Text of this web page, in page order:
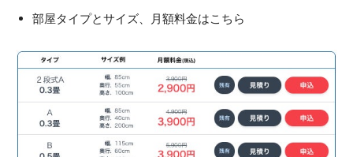
部屋タイプとサイズ、月額料金はこちら